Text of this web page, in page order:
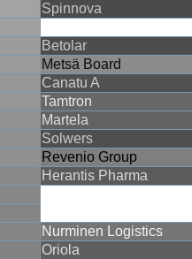
Spinnova
Betolar
Metsä Board
Canatu A
Tamtron
Martela
Solwers
Revenio Group
Herantis Pharma
Nurminen Logistics
Oriola